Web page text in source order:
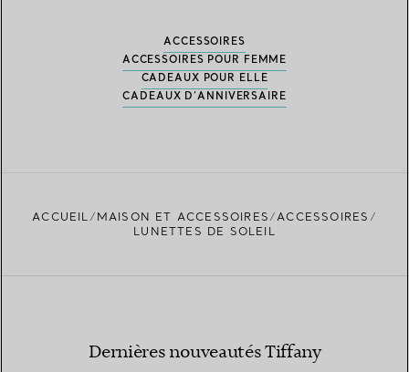
ACCESSOIRES
ACCESSOIRES POUR FEMME
CADEAUX POUR ELLE
CADEAUX D’ANNIVERSAIRE
ACCUEIL MAISON ET ACCESSOIRES
ACCESSOIRES
LUNETTES DE SOLEIL
Dernières nouveautés Tiffany